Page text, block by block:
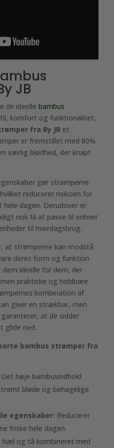
JB
de ideelle bambus
komfort og funktionalitet,
fra By JB et
er fremstillet med 80%
særlig blødhed, der knapt
gør strømperne
reducerer risikoen for
dagen. Derudover er
nok til at passe til enhver
til hverdagsbrug.
strømperne kan modstå
deres form og funktion
ideelle for dem, der
praktiske og holdbare
kombination af
giver en strækbar, men
at de sidder
glide ned.
bambus strømper fra
Det høje bambusindhold
bløde og behagelige
egenskaber: Reducerer
friske hele dagen.
og tå kombineret med